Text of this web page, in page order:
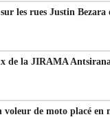
les rues Justin Bezara
de la JIRAMA
de moto placé en